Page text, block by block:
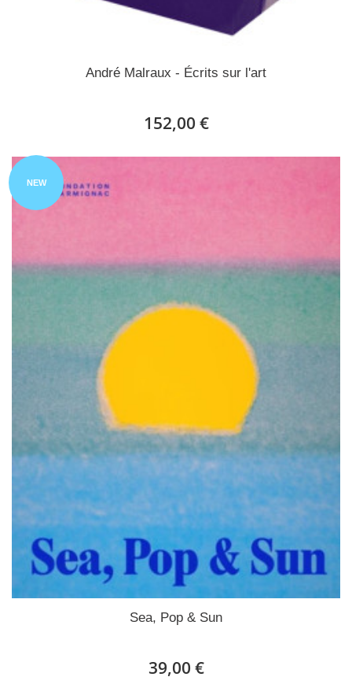
André Malraux - Écrits sur l'art
152,00 €
NEW
Sea, Pop & Sun
39,00 €